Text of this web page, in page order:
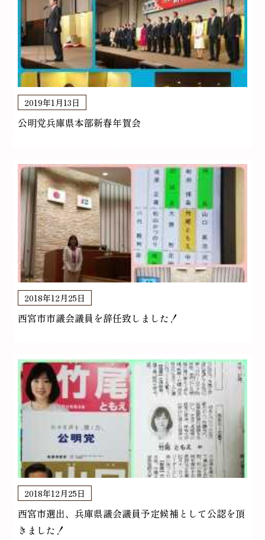
2019年1月13日
公明党兵庫県本部新春年賀会
2018年12月25日
西宮市市議会議員を辞任致しました！
2018年12月25日
西宮市選出、兵庫県議会議員予定候補として公認を頂
きました！